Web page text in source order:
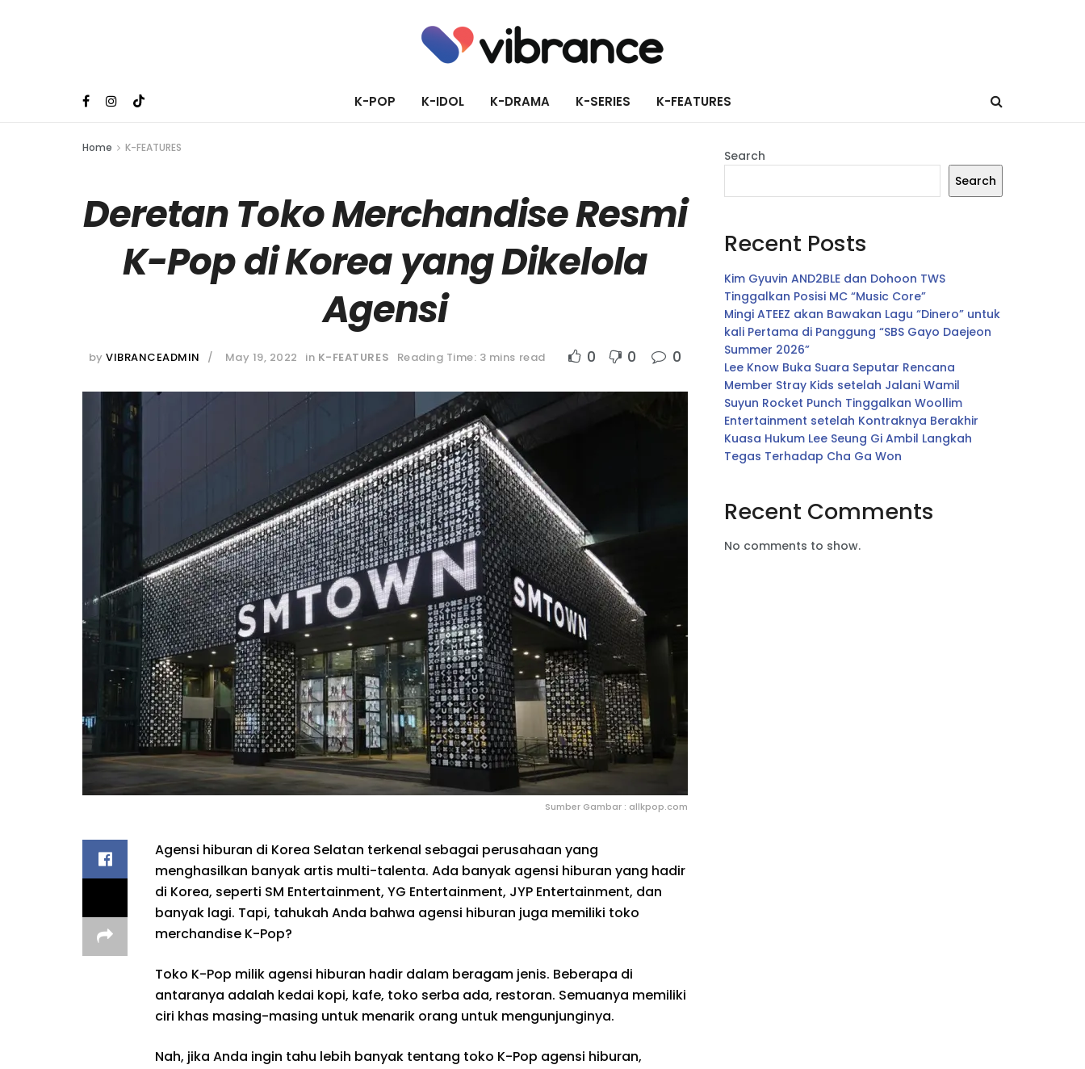
K-POP K-IDOL K-DRAMA K-SERIES K-FEATURES
Home K-FEATURES
Deretan Toko Merchandise Resmi
K-Pop di Korea yang Dikelola
Agensi
by VIBRANCEADMIN May 19, 2022 in K-FEATURES Reading Time: 3 mins read 0 0 0
Sumber Gambar : allkpop.com
Agensi hiburan di Korea Selatan terkenal sebagai perusahaan yang
menghasilkan banyak artis multi-talenta. Ada banyak agensi hiburan yang hadir
di Korea, seperti SM Entertainment, YG Entertainment, JYP Entertainment, dan
banyak lagi. Tapi, tahukah Anda bahwa agensi hiburan juga memiliki toko
merchandise K-Pop?
Toko K-Pop milik agensi hiburan hadir dalam beragam jenis. Beberapa di
antaranya adalah kedai kopi, kafe, toko serba ada, restoran. Semuanya memiliki
ciri khas masing-masing untuk menarik orang untuk mengunjunginya.
Nah, jika Anda ingin tahu lebih banyak tentang toko K-Pop agensi hiburan,
Search
Search
Recent Posts
Kim Gyuvin AND2BLE dan Dohoon TWS
Tinggalkan Posisi MC “Music Core”
Mingi ATEEZ akan Bawakan Lagu “Dinero” untuk
kali Pertama di Panggung “SBS Gayo Daejeon
Summer 2026”
Lee Know Buka Suara Seputar Rencana
Member Stray Kids setelah Jalani Wamil
Suyun Rocket Punch Tinggalkan Woollim
Entertainment setelah Kontraknya Berakhir
Kuasa Hukum Lee Seung Gi Ambil Langkah
Tegas Terhadap Cha Ga Won
Recent Comments
No comments to show.